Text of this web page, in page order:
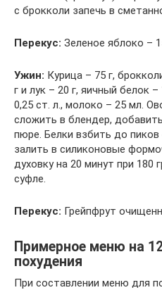
с брокколи запечь в
Перекус: Зеленое яблоко –
Ужин: Курица – 75 г,
г и лук – 20 г, яичный белок
0,25 ст. л., молоко – 25 мл.
сложить в блендер,
пюре. Белки взбить до
залить в силиконовые
духовку на 20 минут при 180
суфле.
Перекус: Грейпфрут
Примерное меню на
похудения
При составлении меню для